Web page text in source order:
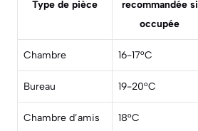
Type de pièce
recommandée si
occupée
Chambre 16-17°C
Bureau 19-20°C
Chambre d’amis 18°C